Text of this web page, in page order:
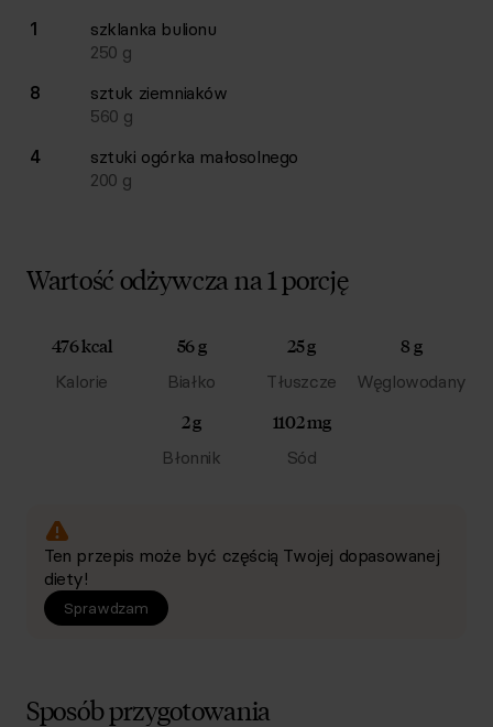
1
szklanka bulionu
250 g
8
sztuk ziemniaków
560 g
4
sztuki ogórka małosolnego
200 g
Wartość odżywcza na 1 porcję
476 kcal
Kalorie
56 g
Białko
25 g
Tłuszcze
8 g
Węglowodany
2 g
Błonnik
1102 mg
Sód
Ten przepis może być częścią Twojej dopasowanej
diety!
Sprawdzam
Sposób przygotowania